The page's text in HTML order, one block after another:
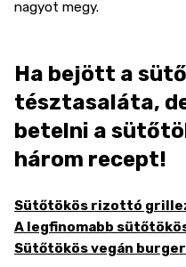
nagyot megy.
Ha bejött a
tésztasaláta,
betelni a
három recept!
Sütőtökös rizottó
A legfinomabb
Sütőtökös vegán burger